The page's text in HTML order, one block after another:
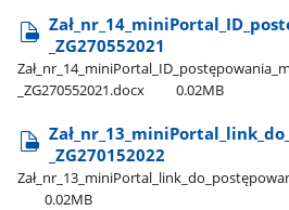
_ZG270552021
_ZG270552021.docx
0.02MB
_ZG270152022
0.02MB